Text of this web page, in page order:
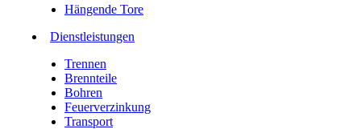
Hängende Tore
Dienstleistungen
Trennen
Brennteile
Bohren
Feuerverzinkung
Transport